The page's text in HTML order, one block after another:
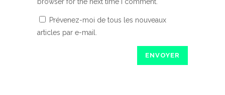
Prévenez-moi de tous les nouveaux
articles par e-mail.